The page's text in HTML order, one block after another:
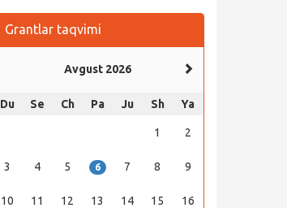
Grantlar taqvimi
Avgust 2026
Du Se Ch Pa Ju Sh Ya
1 2
3 4 5 6 7 8 9
10 11 12 13 14 15 16